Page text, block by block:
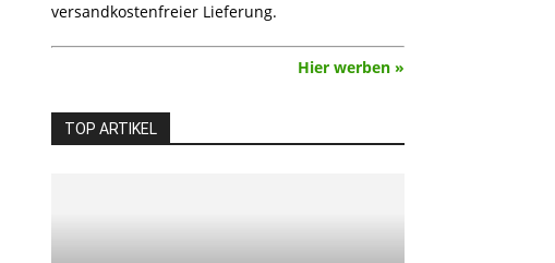
versandkostenfreier Lieferung.
Hier werben »
TOP ARTIKEL